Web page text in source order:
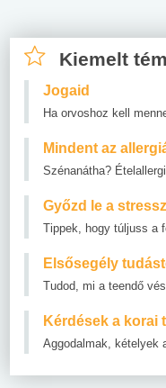
Kiemelt
Jogaid
Ha orvoshoz kell
Mindent az
Szénanátha?
Győzd le a
Tippek, hogy túljuss a
Elsősegély
Tudod, mi a teendő
Kérdések a korai
Aggodalmak, kételyek